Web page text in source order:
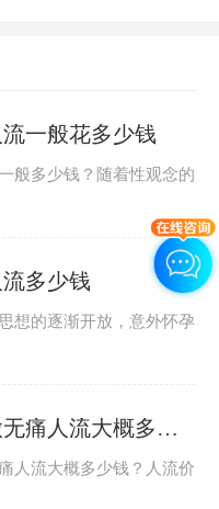
一般花多少钱
般多少钱？随着性观念的
多少钱
想的逐渐开放，意外怀孕
奉贤区做无痛人流大概多少钱
人流大概多少钱？人流价